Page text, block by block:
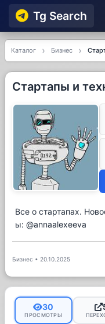
Tg Searсh
Каталог Бизнес
Стартапы и
Все о стартапах.
ы: @annaalexeeva
Бизнес • 20.10.2025
30
ПРОСМОТРЫ